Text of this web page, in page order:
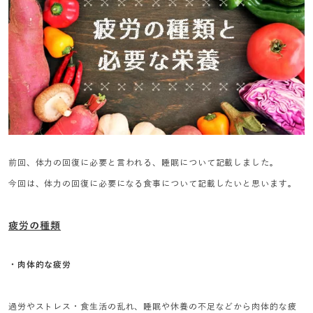
前回、体力の回復に必要と言われる、睡眠について記載しました。
今回は、体力の回復に必要になる食事について記載したいと思います。
疲労の種類
・肉体的な疲労
過労やストレス・食生活の乱れ、睡眠や休養の不足などから肉体的な疲